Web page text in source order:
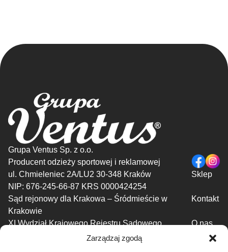
Zarządzaj zgodą
Grupa Ventus Sp. z o.o.
Producent odzieży sportowej i reklamowej
ul. Chmieleniec 2A/LU2 30-348 Kraków
NIP: 676-245-66-87 KRS 0000424254
Sąd rejonowy dla Krakowa – Śródmieście w
Krakowie
XI Wydział Krajowego Rejestru Sądowego
Sklep
Kontakt
O nas